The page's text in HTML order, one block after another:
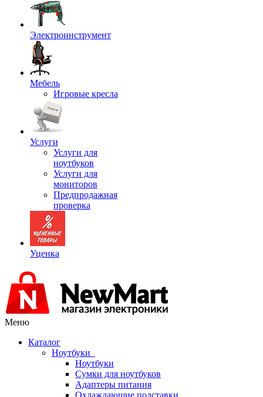
Электроинструмент
Мебель
Игровые кресла
Услуги
Услуги для
ноутбуков
Услуги для
мониторов
Предпродажная
проверка
Уценка
Меню
Каталог
Ноутбуки
Ноутбуки
Сумки для ноутбуков
Адаптеры питания
Охлаждающие подставки